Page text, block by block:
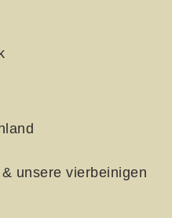
unsere vierbeinigen